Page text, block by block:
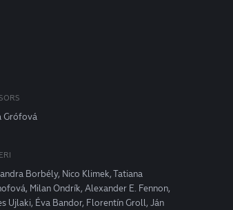
Grófová
Borbély, Nico Klimek, Tatiana
Milan Ondrík, Alexander E. Fennon,
Ujlaki, Éva Bandor, Florentín Groll, Ján